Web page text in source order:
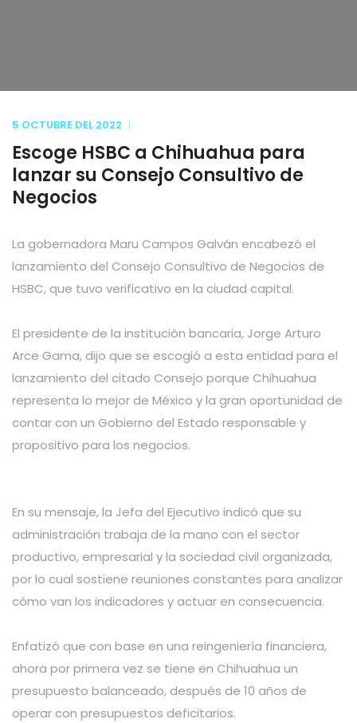
5 OCTUBRE DEL 2022
Escoge HSBC a Chihuahua para
lanzar su Consejo Consultivo de
Negocios
La gobernadora Maru Campos Galván encabezó el
lanzamiento del Consejo Consultivo de Negocios de
HSBC, que tuvo verificativo en la ciudad capital.
El presidente de la institución bancaria, Jorge Arturo
Arce Gama, dijo que se escogió a esta entidad para el
lanzamiento del citado Consejo porque Chihuahua
representa lo mejor de México y la gran oportunidad de
contar con un Gobierno del Estado responsable y
propositivo para los negocios.
En su mensaje, la Jefa del Ejecutivo indicó que su
administración trabaja de la mano con el sector
productivo, empresarial y la sociedad civil organizada,
por lo cual sostiene reuniones constantes para analizar
cómo van los indicadores y actuar en consecuencia.
Enfatizó que con base en una reingeniería financiera,
ahora por primera vez se tiene en Chihuahua un
presupuesto balanceado, después de 10 años de
operar con presupuestos deficitarios.